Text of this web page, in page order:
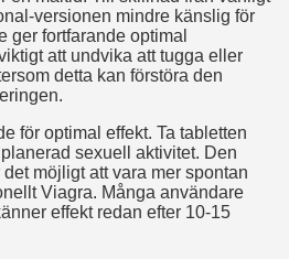
versionen mindre känslig för
ger fortfarande optimal
att undvika att tugga eller
detta kan förstöra den
för optimal effekt. Ta tabletten
sexuell aktivitet. Den
möjligt att vara mer spontan
Viagra. Många användare
effekt redan efter 10-15